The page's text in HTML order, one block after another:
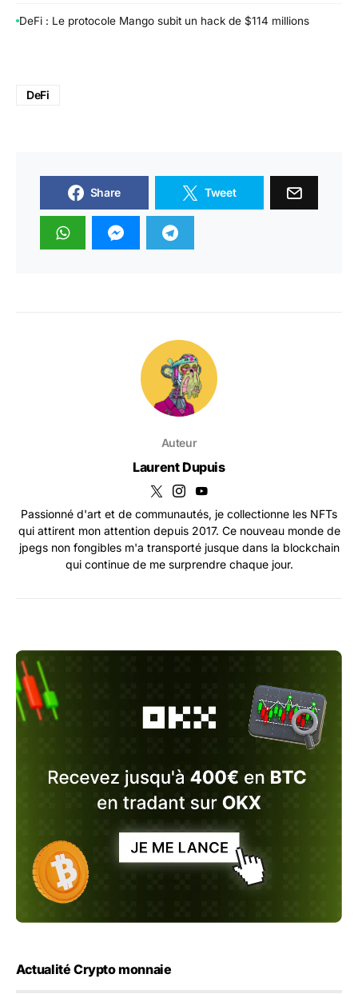
DeFi : Le protocole Mango subit un hack de $114 millions
DeFi
Share Tweet
Auteur
Laurent Dupuis
Passionné d'art et de communautés, je collectionne les NFTs
qui attirent mon attention depuis 2017. Ce nouveau monde de
jpegs non fongibles m'a transporté jusque dans la blockchain
qui continue de me surprendre chaque jour.
Actualité Crypto monnaie